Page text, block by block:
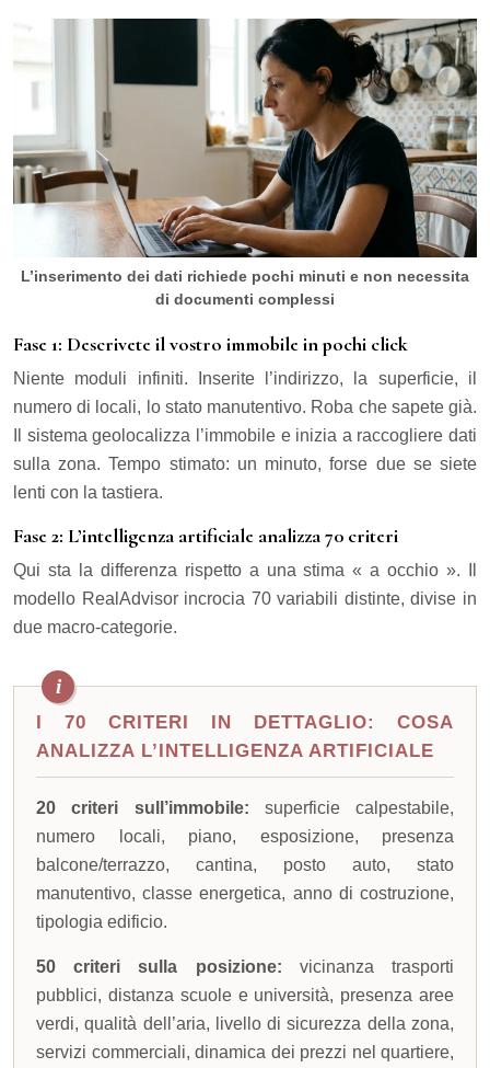
L’inserimento dei dati richiede pochi minuti e non necessita
di documenti complessi
Fase 1: Descrivete il vostro immobile in pochi click
Niente moduli infiniti. Inserite l’indirizzo, la superficie, il
numero di locali, lo stato manutentivo. Roba che sapete già.
Il sistema geolocalizza l’immobile e inizia a raccogliere dati
sulla zona. Tempo stimato: un minuto, forse due se siete
lenti con la tastiera.
Fase 2: L’intelligenza artificiale analizza 70 criteri
Qui sta la differenza rispetto a una stima « a occhio ». Il
modello RealAdvisor incrocia 70 variabili distinte, divise in
due macro-categorie.
I 70 CRITERI IN DETTAGLIO: COSA
ANALIZZA L’INTELLIGENZA ARTIFICIALE
20 criteri sull’immobile: superficie calpestabile,
numero locali, piano, esposizione, presenza
balcone/terrazzo, cantina, posto auto, stato
manutentivo, classe energetica, anno di costruzione,
tipologia edificio.
50 criteri sulla posizione: vicinanza trasporti
pubblici, distanza scuole e università, presenza aree
verdi, qualità dell’aria, livello di sicurezza della zona,
servizi commerciali, dinamica dei prezzi nel quartiere,